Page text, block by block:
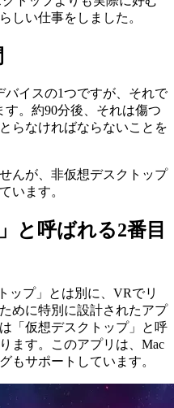
ザインに影響を与えた考